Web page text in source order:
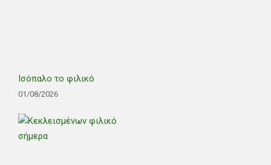
Ισόπαλο το φιλικό
01/08/2026